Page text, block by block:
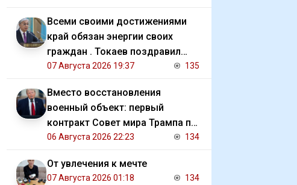
Всеми своими достижениями
край обязан энергии своих
граждан . Токаев поздравил
жителей СКО с 90 летием
07 Августа 2026 19:37 135
Вместо восстановления
военный объект: первый
контракт Совет мира Трампа по
Газе
06 Августа 2026 22:23 134
От увлечения к мечте
07 Августа 2026 01:18 134